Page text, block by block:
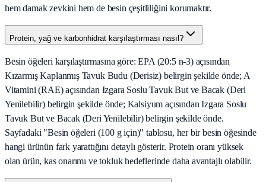
hem damak zevkini hem de besin çeşitliliğini korumaktır.
Protein, yağ ve karbonhidrat karşılaştırması nasıl?
Besin öğeleri karşılaştırmasına göre: EPA (20:5 n-3) açısından
Kızarmış Kaplanmış Tavuk Budu (Derisiz) belirgin şekilde önde; A
Vitamini (RAE) açısından Izgara Soslu Tavuk But ve Bacak (Deri
Yenilebilir) belirgin şekilde önde; Kalsiyum açısından Izgara Soslu
Tavuk But ve Bacak (Deri Yenilebilir) belirgin şekilde önde.
Sayfadaki "Besin öğeleri (100 g için)" tablosu, her bir besin öğesinde
hangi ürünün fark yarattığını detaylı gösterir. Protein oranı yüksek
olan ürün, kas onarımı ve tokluk hedeflerinde daha avantajlı olabilir.